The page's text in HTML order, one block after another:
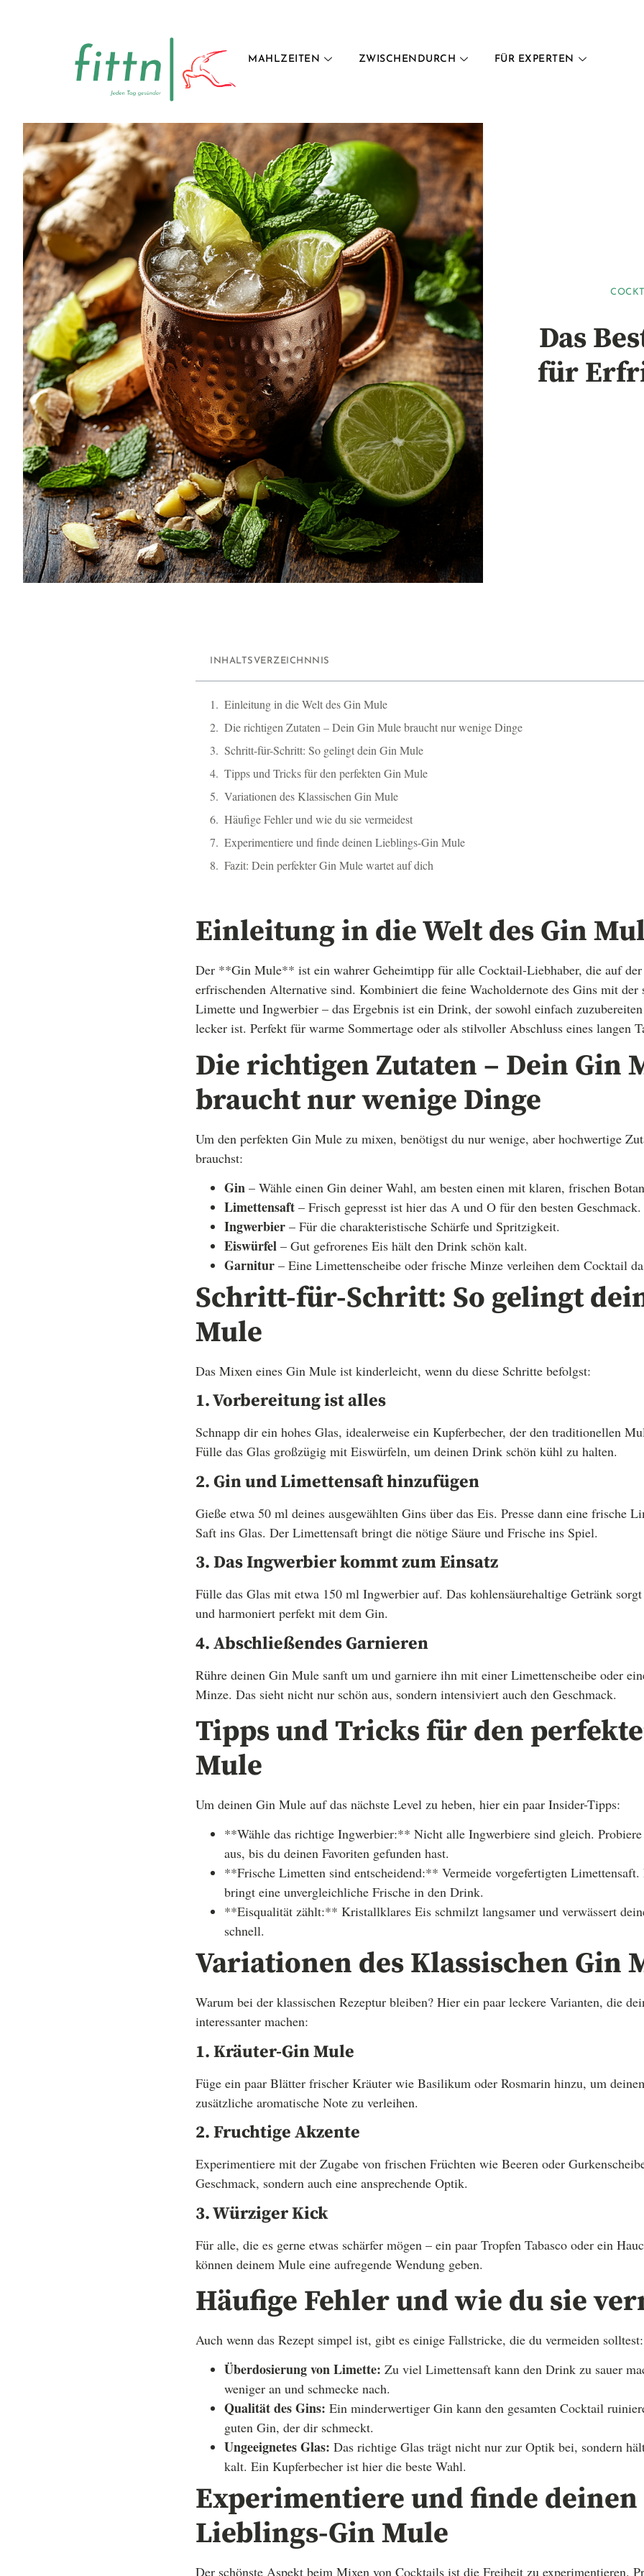
MAHLZEITEN ZWISCHENDURCH FÜR EXPERTEN
Das
für
INHALTSVERZEICHNNIS
Einleitung in die Welt des Gin Mule
Die richtigen Zutaten – Dein Gin Mule braucht nur wenige Dinge
Schritt-für-Schritt: So gelingt dein Gin Mule
Tipps und Tricks für den perfekten Gin Mule
Variationen des Klassischen Gin Mule
Häufige Fehler und wie du sie vermeidest
Experimentiere und finde deinen Lieblings-Gin Mule
Fazit: Dein perfekter Gin Mule wartet auf dich
Einleitung in die Welt des Gin
Der **Gin Mule** ist ein wahrer Geheimtipp für alle Cocktail-Liebhaber, die auf der
erfrischenden Alternative sind. Kombiniert die feine Wacholdernote des Gins mit der
Limette und Ingwerbier – das Ergebnis ist ein Drink, der sowohl einfach
lecker ist. Perfekt für warme Sommertage oder als stilvoller Abschluss eines langen
Die richtigen Zutaten – Dein Gin
braucht nur wenige Dinge
Um den perfekten Gin Mule zu mixen, benötigst du nur wenige, aber hochwertige
brauchst:
Gin – Wähle einen Gin deiner Wahl, am besten einen mit klaren, frischen
Limettensaft – Frisch gepresst ist hier das A und O für den besten Geschmack.
Ingwerbier – Für die charakteristische Schärfe und Spritzigkeit.
Eiswürfel – Gut gefrorenes Eis hält den Drink schön kalt.
Garnitur – Eine Limettenscheibe oder frische Minze verleihen dem Cocktail
Schritt-für-Schritt: So gelingt
Mule
Das Mixen eines Gin Mule ist kinderleicht, wenn du diese Schritte befolgst:
1. Vorbereitung ist alles
Schnapp dir ein hohes Glas, idealerweise ein Kupferbecher, der den traditionellen
Fülle das Glas großzügig mit Eiswürfeln, um deinen Drink schön kühl zu halten.
2. Gin und Limettensaft hinzufügen
Gieße etwa 50 ml deines ausgewählten Gins über das Eis. Presse dann eine frische
Saft ins Glas. Der Limettensaft bringt die nötige Säure und Frische ins Spiel.
3. Das Ingwerbier kommt zum Einsatz
Fülle das Glas mit etwa 150 ml Ingwerbier auf. Das kohlensäurehaltige Getränk
und harmoniert perfekt mit dem Gin.
4. Abschließendes Garnieren
Rühre deinen Gin Mule sanft um und garniere ihn mit einer Limettenscheibe oder
Minze. Das sieht nicht nur schön aus, sondern intensiviert auch den Geschmack.
Tipps und Tricks für den
Mule
Um deinen Gin Mule auf das nächste Level zu heben, hier ein paar Insider-Tipps:
**Wähle das richtige Ingwerbier:** Nicht alle Ingwerbiere sind gleich. Probiere
aus, bis du deinen Favoriten gefunden hast.
**Frische Limetten sind entscheidend:** Vermeide vorgefertigten Limettensaft.
bringt eine unvergleichliche Frische in den Drink.
**Eisqualität zählt:** Kristallklares Eis schmilzt langsamer und verwässert
schnell.
Variationen des Klassischen Gin
Warum bei der klassischen Rezeptur bleiben? Hier ein paar leckere Varianten, die
interessanter machen:
1. Kräuter-Gin Mule
Füge ein paar Blätter frischer Kräuter wie Basilikum oder Rosmarin hinzu, um
zusätzliche aromatische Note zu verleihen.
2. Fruchtige Akzente
Experimentiere mit der Zugabe von frischen Früchten wie Beeren oder
Geschmack, sondern auch eine ansprechende Optik.
3. Würziger Kick
Für alle, die es gerne etwas schärfer mögen – ein paar Tropfen Tabasco oder ein
können deinem Mule eine aufregende Wendung geben.
Häufige Fehler und wie du sie
Auch wenn das Rezept simpel ist, gibt es einige Fallstricke, die du vermeiden solltest:
Überdosierung von Limette: Zu viel Limettensaft kann den Drink zu sauer
weniger an und schmecke nach.
Qualität des Gins: Ein minderwertiger Gin kann den gesamten Cocktail
guten Gin, der dir schmeckt.
Ungeeignetes Glas: Das richtige Glas trägt nicht nur zur Optik bei, sondern
kalt. Ein Kupferbecher ist hier die beste Wahl.
Experimentiere und finde deinen
Lieblings-Gin Mule
Der schönste Aspekt beim Mixen von Cocktails ist die Freiheit zu experimentieren.